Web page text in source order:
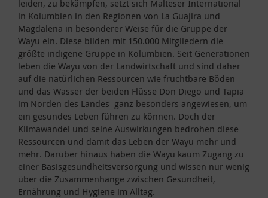
leiden, zu bekämpfen, setzt sich Malteser International
in Kolumbien in den Regionen von La Guajira und
Magdalena in besonderer Weise für die Gruppe der
Wayu ein. Diese bilden mit 150.000 Mitgliedern die
größte indigene Gruppe in Kolumbien. Seit Generationen
leben die Wayu von der Landwirtschaft und sind daher
auf die natürlichen Ressourcen wie fruchtbare Böden
und das Wasser der beiden Flüsse Don Diego und Tapia
im Norden des Landes ganz besonders angewiesen, um
ein gesundes Leben führen zu können. Doch der
Klimawandel und seine Auswirkungen bedrohen diese
Ressourcen und damit das Leben der Wayu mehr und
mehr. Darüber hinaus haben die Wayu kaum Zugang zu
einer Basisgesundheitsversorgung und wissen nur wenig
über die Zusammenhänge zwischen Gesundheit,
Ernährung und Hygiene im Alltag.